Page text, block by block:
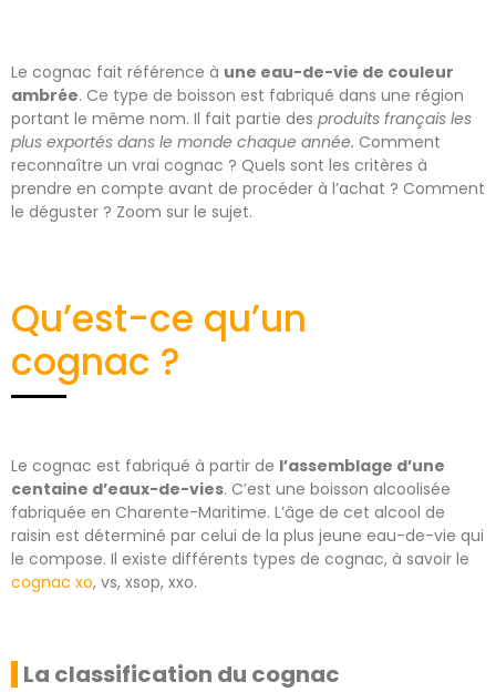
Le cognac fait référence à une eau-de-vie de couleur
ambrée. Ce type de boisson est fabriqué dans une région
portant le même nom. Il fait partie des produits français les
plus exportés dans le monde chaque année. Comment
reconnaître un vrai cognac ? Quels sont les critères à
prendre en compte avant de procéder à l’achat ? Comment
le déguster ? Zoom sur le sujet.
Qu’est-ce qu’un
cognac ?
Le cognac est fabriqué à partir de l’assemblage d’une
centaine d’eaux-de-vies. C’est une boisson alcoolisée
fabriquée en Charente-Maritime. L’âge de cet alcool de
raisin est déterminé par celui de la plus jeune eau-de-vie qui
le compose. Il existe différents types de cognac, à savoir le
cognac xo, vs, xsop, xxo.
La classification du cognac